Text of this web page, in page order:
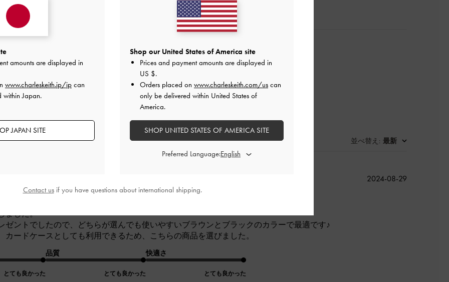
とても良かった とても良かった
ザイン
全て 快適さ
全て
並べ替え : 最新
ました。
ゼントでしたので、どちらが選んでも使いやすいブラウンとブラックのカラーで最適です♪
カードケースとしても利用できるため、こちらの商品を選びました。
とても良かった
品質
とても良かった
快適さ
とても良かった
公
2024-08-29
amounts are displayed in
www.charleskeith.jp/jp can
within Japan.
JAPAN SITE
Shop our United States of America site
Prices and payment amounts are displayed in
US $.
Orders placed on www.charleskeith.com/us can
only be delivered within United States of
America.
SHOP UNITED STATES OF AMERICA SITE
Preferred Language:
Contact usif you have questions about international shipping.